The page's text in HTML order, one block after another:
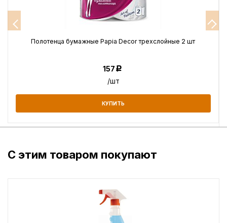
Полотенца бумажные Papia Decor трехслойные 2 шт
157Р
/шт
КУПИТЬ
С этим товаром покупают